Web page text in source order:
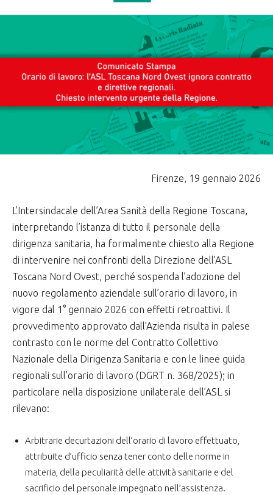
Firenze, 19 gennaio 2026
L’Intersindacale dell’Area Sanità della Regione Toscana,
interpretando l’istanza di tutto il personale della
dirigenza sanitaria, ha formalmente chiesto alla Regione
di intervenire nei confronti della Direzione dell’ASL
Toscana Nord Ovest, perché sospenda l’adozione del
nuovo regolamento aziendale sull’orario di lavoro, in
vigore dal 1° gennaio 2026 con effetti retroattivi. Il
provvedimento approvato dall’Azienda risulta in palese
contrasto con le norme del Contratto Collettivo
Nazionale della Dirigenza Sanitaria e con le linee guida
regionali sull’orario di lavoro (DGRT n. 368/2025); in
particolare nella disposizione unilaterale dell’ASL si
rilevano:
Arbitrarie decurtazioni dell’orario di lavoro effettuato,
attribuite d’ufficio senza tener conto delle norme in
materia, della peculiarità delle attività sanitarie e del
sacrificio del personale impegnato nell’assistenza.